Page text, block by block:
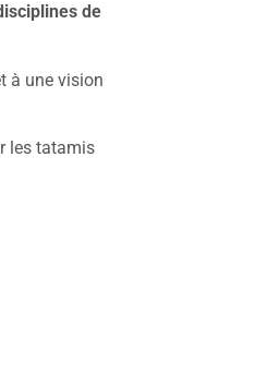
de
à une vision
les tatamis